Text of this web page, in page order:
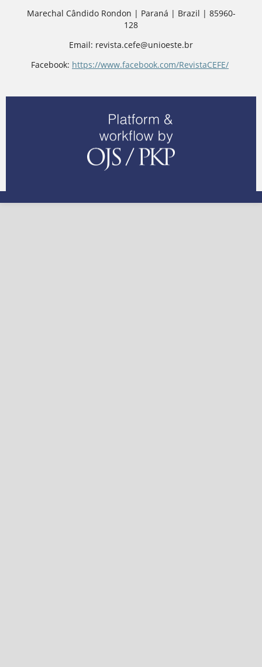
Marechal Cândido Rondon | Paraná | Brazil | 85960-
128
Email: revista.cefe@unioeste.br
Facebook: https://www.facebook.com/RevistaCEFE/